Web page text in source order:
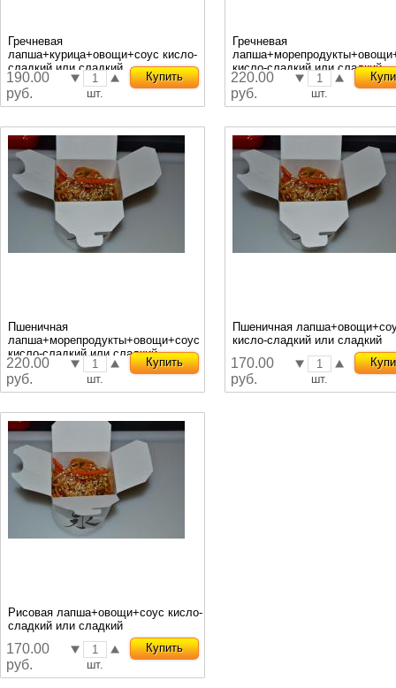
Гречневая
лапша+курица+овощи+соус кисло-
сладкий или сладкий
190.00
руб.
шт.
Купить
Гречневая
кисло-сладкий или сладкий
220.00
руб.
шт.
Пшеничная
лапша+морепродукты+овощи+соус
кисло-сладкий или сладкий
220.00
руб.
шт.
Купить
Пшеничная
кисло-сладкий или сладкий
170.00
руб.
шт.
Рисовая лапша+овощи+соус кисло-
сладкий или сладкий
170.00
руб.
шт.
Купить